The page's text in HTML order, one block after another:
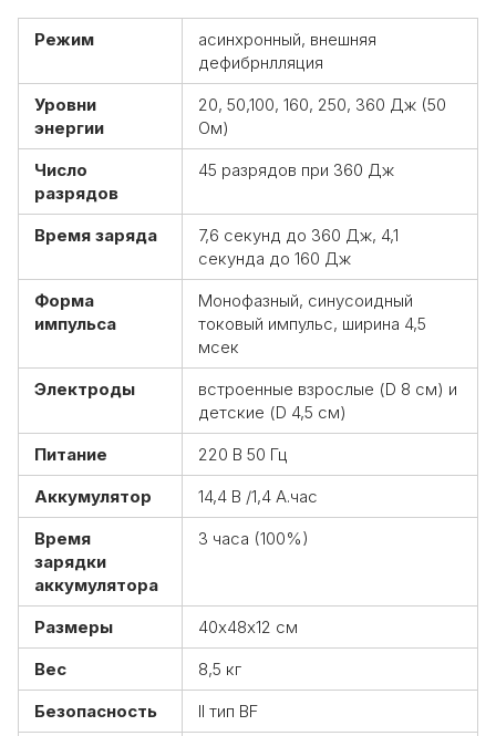
Режим
асинхронный, внешняя
дефибрнлляция
Уровни
энергии
20, 50,100, 160, 250, 360 Дж (50
Ом)
Число
разрядов
45 разрядов при 360 Дж
Время заряда
7,6 секунд до 360 Дж, 4,1
секунда до 160 Дж
Форма
импульса
Монофазный, синусоидный
токовый импульс, ширина 4,5
мсек
Электроды
встроенные взрослые (D 8 см) и
детские (D 4,5 см)
Питание
220 В 50 Гц
Аккумулятор
14,4 В /1,4 А.чаc
Время
зарядки
аккумулятора
3 часа (100%)
Размеры
40х48х12 см
Вес
8,5 кг
Безопасность
II тип BF